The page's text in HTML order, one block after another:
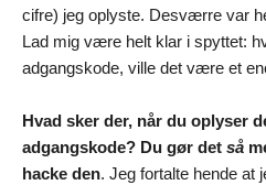
cifre) jeg oplyste. Desværre var
Lad mig være helt klar i spyttet:
adgangskode, ville det være et
Hvad sker der, når du oplyser
adgangskode? Du gør det så
hacke den. Jeg fortalte hende at